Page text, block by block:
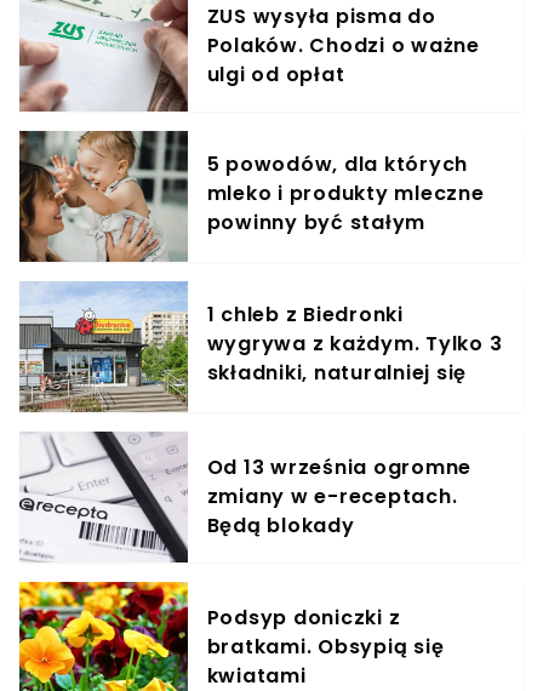
ZUS wysyła pisma do
Polaków. Chodzi o ważne
ulgi od opłat
5 powodów, dla których
mleko i produkty mleczne
powinny być stałym
1 chleb z Biedronki
wygrywa z każdym. Tylko 3
składniki, naturalniej się
Od 13 września ogromne
zmiany w e-receptach.
Będą blokady
Podsyp doniczki z
bratkami. Obsypią się
kwiatami